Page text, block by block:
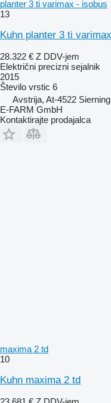
planter 3 ti varimax - isobus
13
Kuhn planter 3 ti
28.322 € Z DDV-jem
Električni precizni sejalnik
2015
Število vrstic 6
Avstrija, At-4522 Sierning
E-FARM GmbH
Kontaktirajte prodajalca
maxima 2 td
10
Kuhn maxima 2 td